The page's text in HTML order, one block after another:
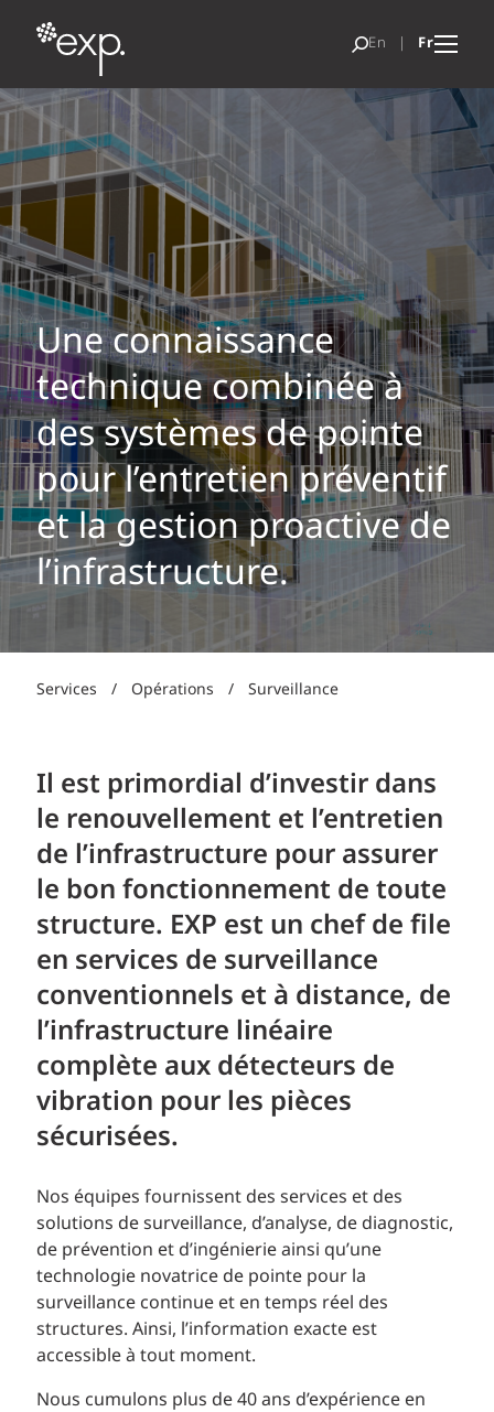
Une connaissance
technique combinée à
des systèmes de pointe
pour l’entretien préventif
et la gestion proactive de
l’infrastructure.
Services / Opérations / Surveillance
Il est primordial d’investir dans
le renouvellement et l’entretien
de l’infrastructure pour assurer
le bon fonctionnement de toute
structure. EXP est un chef de file
en services de surveillance
conventionnels et à distance, de
l’infrastructure linéaire
complète aux détecteurs de
vibration pour les pièces
sécurisées.
Nos équipes fournissent des services et des
solutions de surveillance, d’analyse, de diagnostic,
de prévention et d’ingénierie ainsi qu’une
technologie novatrice de pointe pour la
surveillance continue et en temps réel des
structures. Ainsi, l’information exacte est
accessible à tout moment.
Nous cumulons plus de 40 ans d’expérience en